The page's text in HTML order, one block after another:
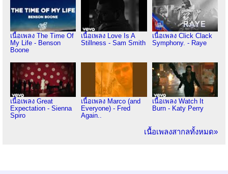
เนื้อเพลง The Time Of
My Life - Benson
Boone
เนื้อเพลง Love Is A
Stillness - Sam Smith
เนื้อเพลง Click Clack
Symphony. - Raye
เนื้อเพลง Great
Expectation - Sienna
Spiro
เนื้อเพลง Marco (and
Everyone) - Fred
Again..
เนื้อเพลง Watch It
Burn - Katy Perry
เนื้อเพลงสากลทั้งหมด»